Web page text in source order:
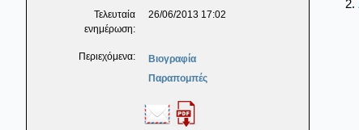
Τελευταία
ενημέρωση:
26/06/2013 17:02
Περιεχόμενα:
Βιογραφία
Παραπομπές